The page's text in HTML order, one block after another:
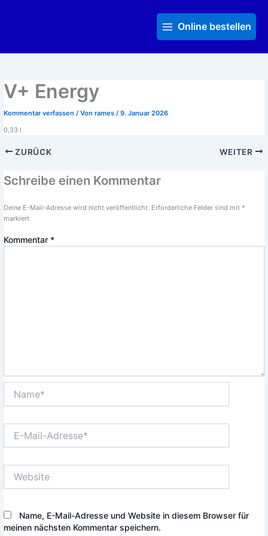
MenuOnline bestellen
V+ Energy
Kommentar verfassen / Von rames / 9. Januar 2026
0,33 l
ZURÜCK WEITER
Schreibe einen Kommentar
Deine E-Mail-Adresse wird nicht veröffentlicht. Erforderliche Felder sind mit *
markiert
Kommentar *
Mail-
Name, E-Mail-Adresse und Website in diesem Browser für
meinen nächsten Kommentar speichern.